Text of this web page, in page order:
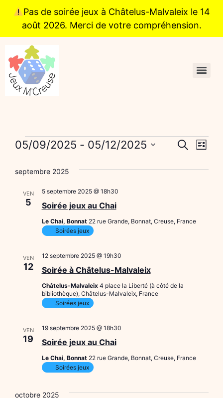
Pas de soirée jeux à Châtelus-Malvaleix le 14
août 2026. Merci de votre compréhension.
et
vues
Recherche
Liste
05/09/2025 - 05/12/2025
date.
septembre 2025
VEN
5 Soirée jeux au Chai
5 septembre 2025 @ 18h30
Le Chai, Bonnat 22 rue Grande, Bonnat, Creuse, France
Soirées jeux
VEN
12 Soirée à Châtelus-Malvaleix
12 septembre 2025 @ 19h30
Châtelus-Malvaleix 4 place la Liberté (à côté de la
bibliothèque), Châtelus-Malvaleix, France
Soirées jeux
VEN
19 Soirée jeux au Chai
19 septembre 2025 @ 18h30
Le Chai, Bonnat 22 rue Grande, Bonnat, Creuse, France
Soirées jeux
octobre 2025